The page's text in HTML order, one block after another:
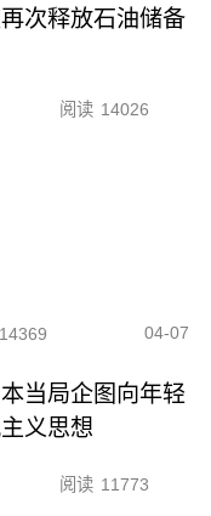
次释放石油储备
阅读 14026
14369 04-07
当局企图向年轻
义思想
阅读 11773